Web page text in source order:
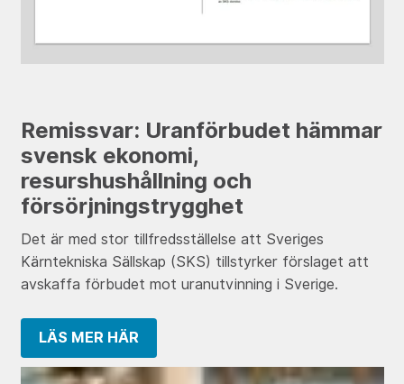
Remissvar: Uranförbudet hämmar
svensk ekonomi,
resurshushållning och
försörjningstrygghet
Det är med stor tillfredsställelse att Sveriges
Kärntekniska Sällskap (SKS) tillstyrker förslaget att
avskaffa förbudet mot uranutvinning i Sverige.
LÄS MER HÄR